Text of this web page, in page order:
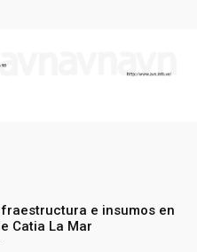
e insumos en
Catia La Mar